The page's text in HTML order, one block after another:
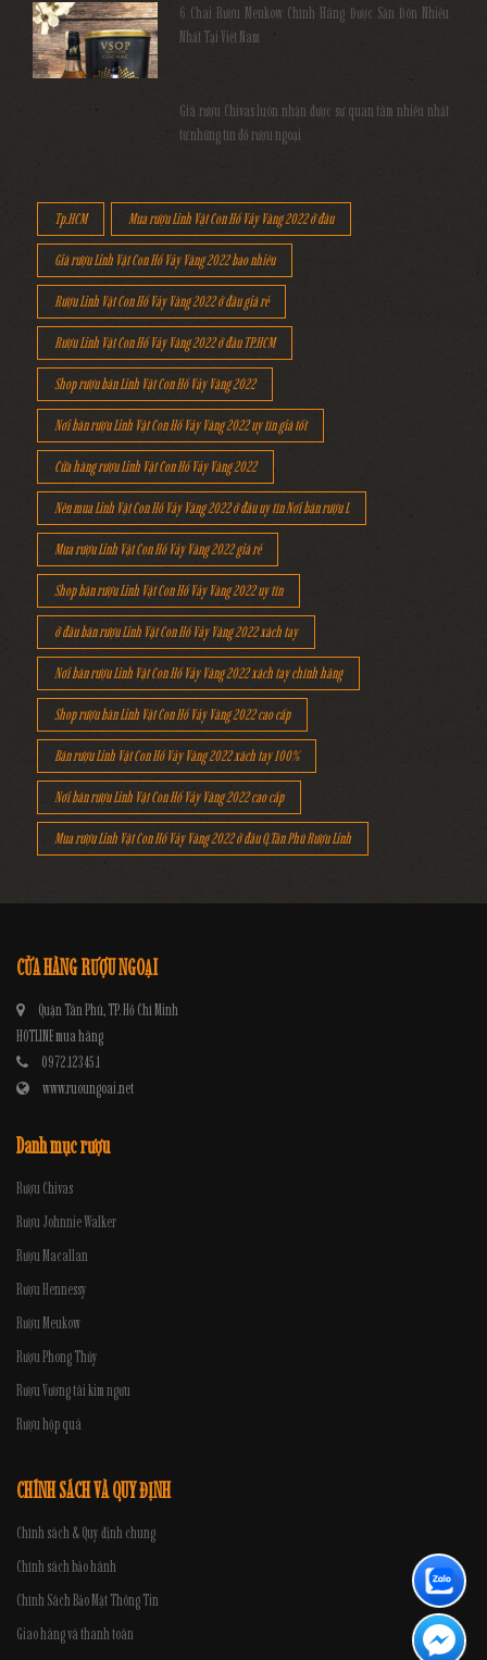
6 Chai Rượu Meukow Chính Hãng Được Săn Đón Nhiều
Nhất Tại Việt Nam
Giá rượu Chivas luôn nhận được sự quan tâm nhiều nhất
từ những tín đồ rượu ngoại
Tp.HCM Mua rượu Linh Vật Con Hổ Vảy Vàng 2022 ở đâu
Giá rượu Linh Vật Con Hổ Vảy Vàng 2022 bao nhiêu
Rượu Linh Vật Con Hổ Vảy Vàng 2022 ở đâu giá rẻ
Rượu Linh Vật Con Hổ Vảy Vàng 2022 ở đâu TP.HCM
Shop rượu bán Linh Vật Con Hổ Vảy Vàng 2022
Nơi bán rượu Linh Vật Con Hổ Vảy Vàng 2022 uy tín giá tốt
Cửa hàng rượu Linh Vật Con Hổ Vảy Vàng 2022
Nên mua Linh Vật Con Hổ Vảy Vàng 2022 ở đâu uy tín Nơi bán rượu L
Mua rượu Linh Vật Con Hổ Vảy Vàng 2022 giá rẻ
Shop bán rượu Linh Vật Con Hổ Vảy Vàng 2022 uy tín
ở đâu bán rượu Linh Vật Con Hổ Vảy Vàng 2022 xách tay
Nơi bán rượu Linh Vật Con Hổ Vảy Vàng 2022 xách tay chính hãng
Shop rượu bán Linh Vật Con Hổ Vảy Vàng 2022 cao cấp
Bán rượu Linh Vật Con Hổ Vảy Vàng 2022 xách tay 100%
Nơi bán rượu Linh Vật Con Hổ Vảy Vàng 2022 cao cấp
Mua rượu Linh Vật Con Hổ Vảy Vàng 2022 ở đâu Q.Tân Phú Rượu Linh
CỬA HÀNG RƯỢU NGOẠI
Quận Tân Phú, TP. Hồ Chí Minh
HOTLINE mua hàng
0972.12345.1
www.ruoungoai.net
Danh mục rượu
Rượu Chivas
Rượu Johnnie Walker
Rượu Macallan
Rượu Hennessy
Rượu Meukow
Rượu Phong Thủy
Rượu Vương tài kim ngưu
Rượu hộp quà
CHÍNH SÁCH VÀ QUY ĐỊNH
Chính sách & Quy định chung
Chính sách bảo hành
Chính Sách Bảo Mật Thông Tin
Giao hàng và thanh toán